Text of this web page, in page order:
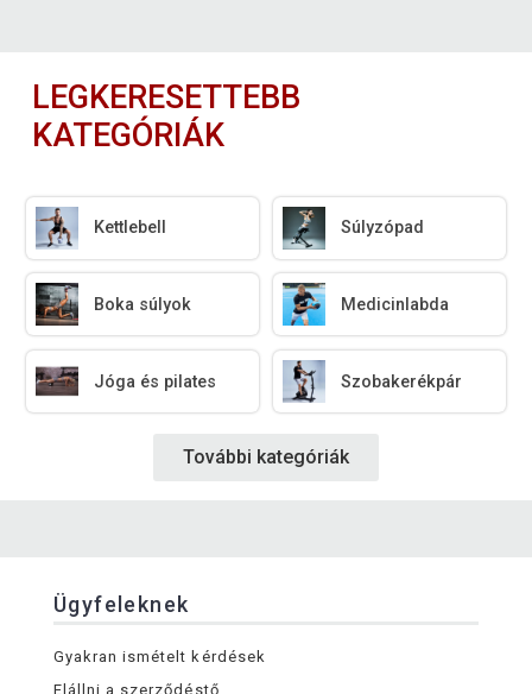
LEGKERESETTEBB
KATEGÓRIÁK
Kettlebell Súlyzópad
Boka súlyok Medicinlabda
Jóga és pilates Szobakerékpár
További kategóriák
Ügyfeleknek
Gyakran ismételt kérdések
Elállni a szerződéstő